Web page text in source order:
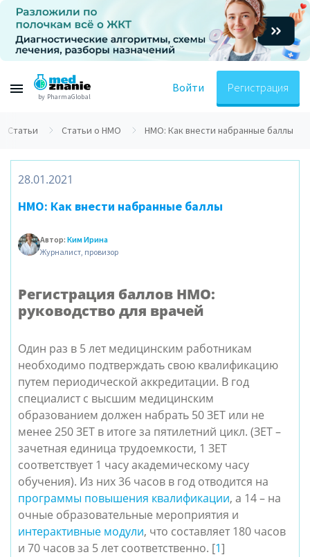
by PharmaGlobal
Войти Регистрация
Статьи Статьи о НМО НМО: Как внести набранные баллы
28.01.2021
НМО: Как внести набранные баллы
Автор: Ким Ирина
Журналист, провизор
Регистрация баллов НМО:
руководство для врачей
Один раз в 5 лет медицинским работникам
необходимо подтверждать свою квалификацию
путем периодической аккредитации. В год
специалист с высшим медицинским
образованием должен набрать 50 ЗЕТ или не
менее 250 ЗЕТ в итоге за пятилетний цикл. (ЗЕТ –
зачетная единица трудоемкости, 1 ЗЕТ
соответствует 1 часу академическому часу
обучения). Из них 36 часов в год отводится на
программы повышения квалификации, а 14 – на
очные образовательные мероприятия и
интерактивные модули, что составляет 180 часов
и 70 часов за 5 лет соответственно. [1]